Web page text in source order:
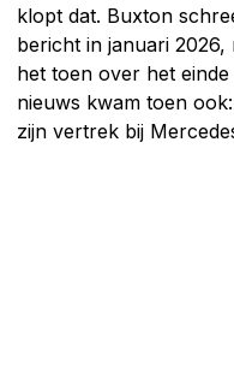
klopt dat. Buxton
bericht in januari 2026,
het toen over het
nieuws kwam toen
zijn vertrek bij